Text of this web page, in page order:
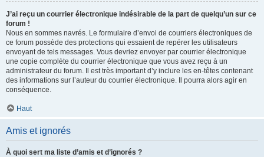
J’ai reçu un courrier électronique indésirable de la part de quelqu’un sur ce
forum !
Nous en sommes navrés. Le formulaire d’envoi de courriers électroniques de
ce forum possède des protections qui essaient de repérer les utilisateurs
envoyant de tels messages. Vous devriez envoyer par courrier électronique
une copie complète du courrier électronique que vous avez reçu à un
administrateur du forum. Il est très important d’y inclure les en-têtes contenant
des informations sur l’auteur du courrier électronique. Il pourra alors agir en
conséquence.
Haut
Amis et ignorés
À quoi sert ma liste d’amis et d’ignorés ?